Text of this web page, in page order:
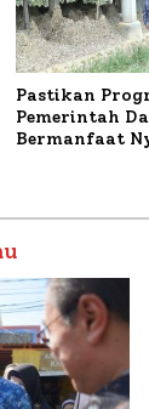
Pastikan
Pemerintah
Bermanfaat